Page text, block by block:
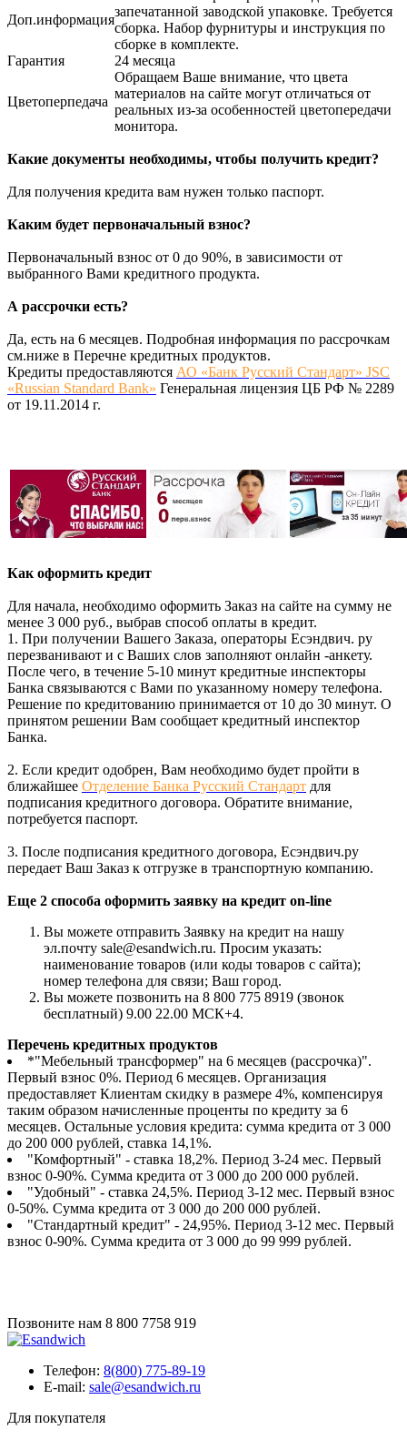
Доп.информация
запечатанной заводской упаковке. Требуется
сборка. Набор фурнитуры и инструкция по
сборке в комплекте.
Гарантия
24 месяца
Цветоперпедача
Обращаем Ваше внимание, что цвета
материалов на сайте могут отличаться от
реальных из-за особенностей цветопередачи
монитора.
Какие документы необходимы, чтобы получить кредит?
Для получения кредита вам нужен только паспорт.
Каким будет первоначальный взнос?
Первоначальный взнос от 0 до 90%, в зависимости от
выбранного Вами кредитного продукта.
А рассрочки есть?
Да, есть на 6 месяцев. Подробная информация по рассрочкам
см.ниже в Перечне кредитных продуктов.
Кредиты предоставляются АО «Банк Русский Стандарт» JSC
«Russian Standard Bank» Генеральная лицензия ЦБ РФ № 2289
от 19.11.2014 г.
Как оформить кредит
Для начала, необходимо оформить Заказ на сайте на сумму не
менее 3 000 руб., выбрав способ оплаты в кредит.
1. При получении Вашего Заказа, операторы Есэндвич. ру
перезванивают и с Ваших слов заполняют онлайн -анкету.
После чего, в течение 5-10 минут кредитные инспекторы
Банка связываются с Вами по указанному номеру телефона.
Решение по кредитованию принимается от 10 до 30 минут. О
принятом решении Вам сообщает кредитный инспектор
Банка.
2. Если кредит одобрен, Вам необходимо будет пройти в
ближайшее Отделение Банка Русский Стандарт для
подписания кредитного договора. Обратите внимание,
потребуется паспорт.
3. После подписания кредитного договора, Есэндвич.ру
передает Ваш Заказ к отгрузке в транспортную компанию.
Еще 2 способа оформить заявку на кредит on-line
Вы можете отправить Заявку на кредит на нашу
эл.почту sale@esandwich.ru. Просим указать:
наименование товаров (или коды товаров с сайта);
номер телефона для связи; Ваш город.
Вы можете позвонить на 8 800 775 8919 (звонок
бесплатный) 9.00 22.00 МСК+4.
Перечень кредитных продуктов
*"Мебельный трансформер" на 6 месяцев (рассрочка)".
Первый взнос 0%. Период 6 месяцев. Организация
предоставляет Клиентам скидку в размере 4%, компенсируя
таким образом начисленные проценты по кредиту за 6
месяцев. Остальные условия кредита: сумма кредита от 3 000
до 200 000 рублей, ставка 14,1%.
"Комфортный" - ставка 18,2%. Период 3-24 мес. Первый
взнос 0-90%. Сумма кредита от 3 000 до 200 000 рублей.
"Удобный" - ставка 24,5%. Период 3-12 мес. Первый взнос
0-50%. Сумма кредита от 3 000 до 200 000 рублей.
"Стандартный кредит" - 24,95%. Период 3-12 мес. Первый
взнос 0-90%. Сумма кредита от 3 000 до 99 999 рублей.
Позвоните нам 8 800 7758 919
Телефон: 8(800) 775-89-19
E-mail: sale@esandwich.ru
Для покупателя